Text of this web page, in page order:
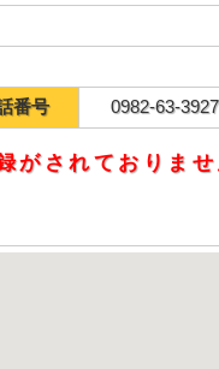
番号 0982-63-3927
がされておりま